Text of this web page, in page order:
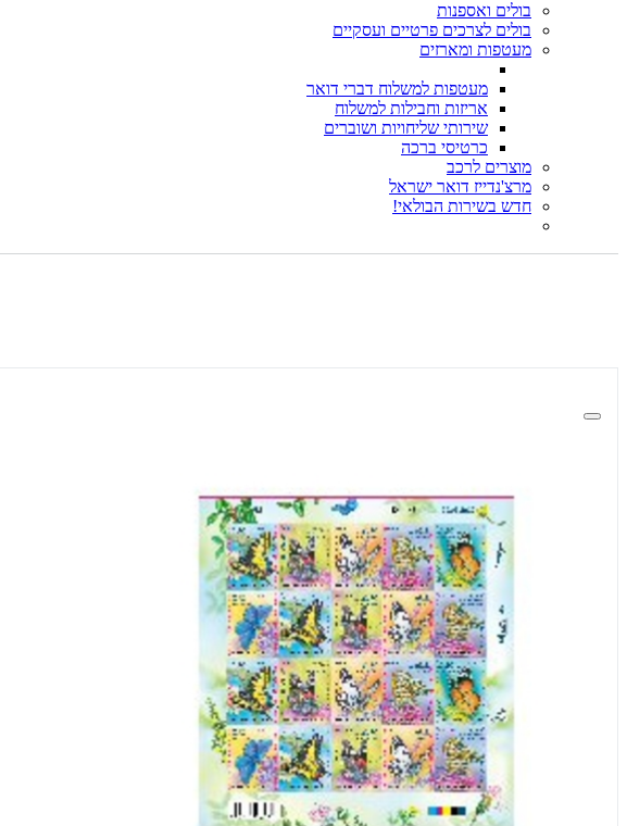
בולים ואספנות
בולים לצרכים פרטיים ועסקיים
מעטפות ומארזים
מעטפות למשלוח דברי דואר
אריזות וחבילות למשלוח
שירותי שליחויות ושוברים
כרטיסי ברכה
מוצרים לרכב
מרצ'נדייז דואר ישראל
חדש בשירות הבולאי!